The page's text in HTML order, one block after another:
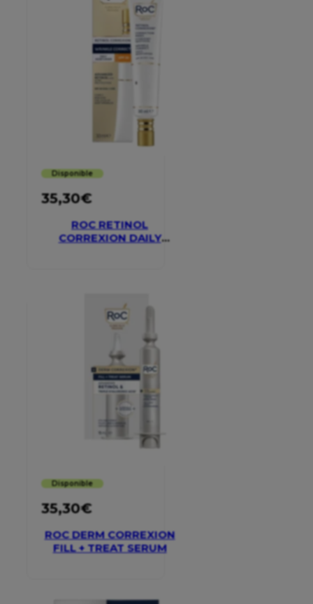
Disponible
35,30€
ROC RETINOL
CORREXION DAILY
Disponible
35,30€
ROC DERM CORREXION
FILL + TREAT SERUM